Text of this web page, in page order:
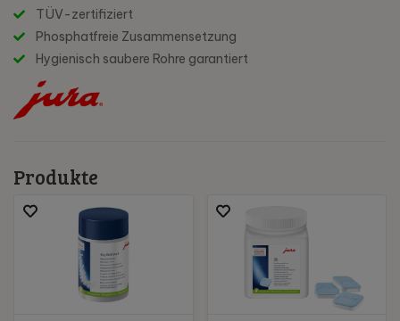
TÜV-zertifiziert
Phosphatfreie Zusammensetzung
Hygienisch saubere Rohre garantiert
Produkte